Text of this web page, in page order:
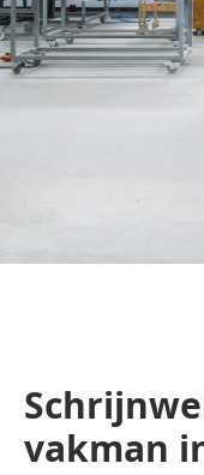
vakman